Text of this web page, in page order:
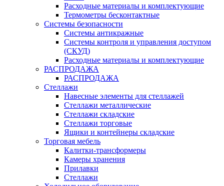
Расходные материалы и комплектующие
Термометры бесконтактные
Системы безопасности
Системы антикражные
Системы контроля и управления доступом
(СКУД)
Расходные материалы и комплектующие
РАСПРОДАЖА
РАСПРОДАЖА
Стеллажи
Навесные элементы для стеллажей
Стеллажи металлические
Стеллажи складские
Стеллажи торговые
Ящики и контейнеры складские
Торговая мебель
Калитки-трансформеры
Камеры хранения
Прилавки
Стеллажи